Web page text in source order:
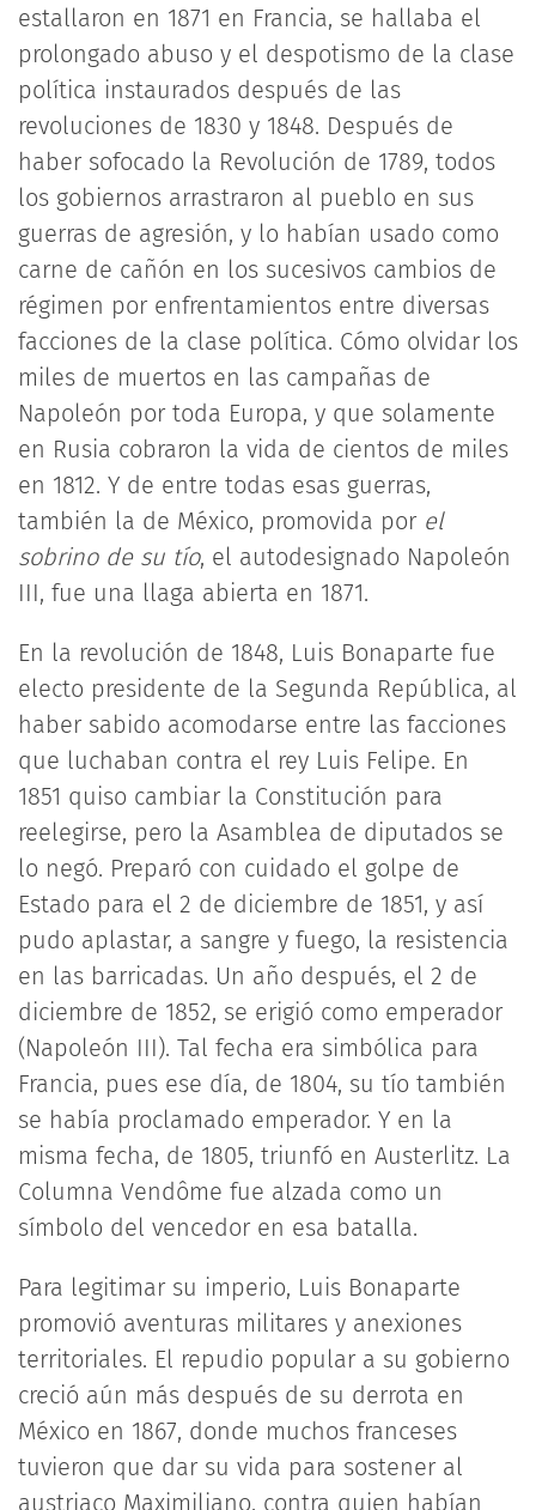
estallaron en 1871 en Francia, se hallaba el
prolongado abuso y el despotismo de la clase
política instaurados después de las
revoluciones de 1830 y 1848. Después de
haber sofocado la Revolución de 1789, todos
los gobiernos arrastraron al pueblo en sus
guerras de agresión, y lo habían usado como
carne de cañón en los sucesivos cambios de
régimen por enfrentamientos entre diversas
facciones de la clase política. Cómo olvidar los
miles de muertos en las campañas de
Napoleón por toda Europa, y que solamente
en Rusia cobraron la vida de cientos de miles
en 1812. Y de entre todas esas guerras,
también la de México, promovida por el
sobrino de su tío, el autodesignado Napoleón
III, fue una llaga abierta en 1871.
En la revolución de 1848, Luis Bonaparte fue
electo presidente de la Segunda República, al
haber sabido acomodarse entre las facciones
que luchaban contra el rey Luis Felipe. En
1851 quiso cambiar la Constitución para
reelegirse, pero la Asamblea de diputados se
lo negó. Preparó con cuidado el golpe de
Estado para el 2 de diciembre de 1851, y así
pudo aplastar, a sangre y fuego, la resistencia
en las barricadas. Un año después, el 2 de
diciembre de 1852, se erigió como emperador
(Napoleón III). Tal fecha era simbólica para
Francia, pues ese día, de 1804, su tío también
se había proclamado emperador. Y en la
misma fecha, de 1805, triunfó en Austerlitz. La
Columna Vendôme fue alzada como un
símbolo del vencedor en esa batalla.
Para legitimar su imperio, Luis Bonaparte
promovió aventuras militares y anexiones
territoriales. El repudio popular a su gobierno
creció aún más después de su derrota en
México en 1867, donde muchos franceses
tuvieron que dar su vida para sostener al
austriaco Maximiliano, contra quien habían